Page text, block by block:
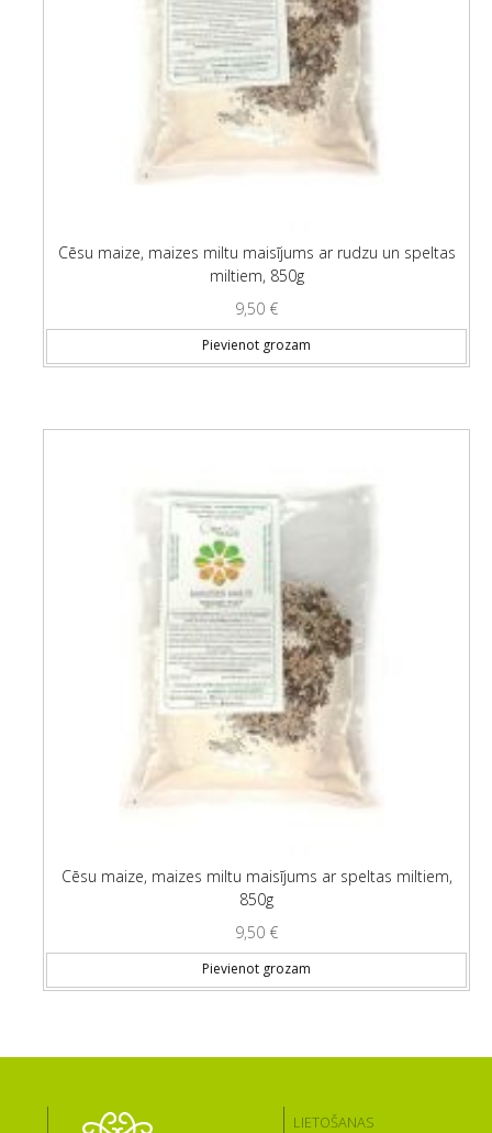
Cēsu maize, maizes miltu maisījums ar rudzu un speltas
miltiem, 850g
9,50 €
Pievienot grozam
Cēsu maize, maizes miltu maisījums ar speltas miltiem,
850g
9,50 €
Pievienot grozam
LIETOŠANAS